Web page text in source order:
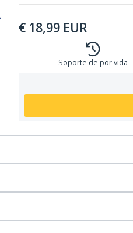
€ 18,99 EUR
Soporte de por vida